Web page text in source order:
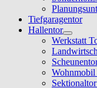
Tiefgaragentor
Hallentor
Werkstatt
Wohnmobil